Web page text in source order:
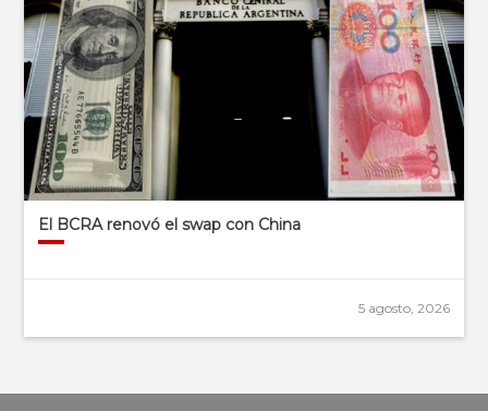
El BCRA renovó el swap con China
5 agosto, 2026